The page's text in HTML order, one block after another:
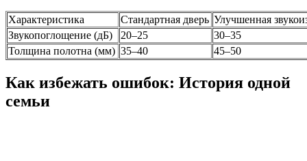
Характеристика Стандартная дверь Улучшенная
Звукопоглощение (дБ)
20–25
30–35
Толщина полотна (мм) 35–40 45–50
Как избежать ошибок: История одной
семьи